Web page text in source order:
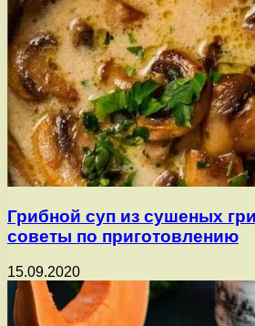
Грибной суп из сушеных
советы по приготовлению
15.09.2020